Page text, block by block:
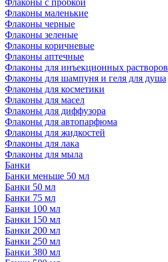
Флаконы с пробкой
Флаконы маленькие
Флаконы черные
Флаконы зеленые
Флаконы коричневые
Флаконы аптечные
Флаконы для инъекционных растворов
Флаконы для шампуня и геля для душа
Флаконы для косметики
Флаконы для масел
Флаконы для диффузора
Флаконы для автопарфюма
Флаконы для жидкостей
Флаконы для лака
Флаконы для мыла
Банки
Банки меньше 50 мл
Банки 50 мл
Банки 75 мл
Банки 100 мл
Банки 150 мл
Банки 200 мл
Банки 250 мл
Банки 380 мл